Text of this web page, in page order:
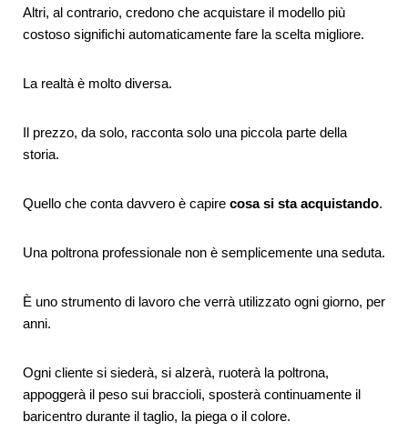
Altri, al contrario, credono che acquistare il modello più
costoso significhi automaticamente fare la scelta migliore.
La realtà è molto diversa.
Il prezzo, da solo, racconta solo una piccola parte della
storia.
Quello che conta davvero è capire cosa si sta acquistando.
Una poltrona professionale non è semplicemente una seduta.
È uno strumento di lavoro che verrà utilizzato ogni giorno, per
anni.
Ogni cliente si siederà, si alzerà, ruoterà la poltrona,
appoggerà il peso sui braccioli, sposterà continuamente il
baricentro durante il taglio, la piega o il colore.